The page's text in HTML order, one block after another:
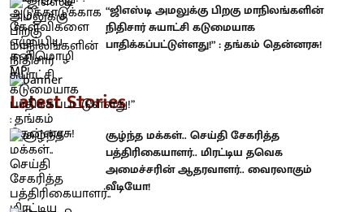
“ஜிஎஸ்டி அமலுக்கு பிறகு மாநிலங்களின்
நிதிசார் சுயாட்சி கடுமையாக
பாதிக்கப்பட்டுள்ளது!” : தங்கம் தென்னரசு!
Latest Stories
சூழ்ந்த மக்கள்.. செய்தி சேகரித்த
பத்திரிகையாளர்.. மிரட்டிய தவெக
அமைச்சரின் ஆதரவாளர்.. வைரலாகும்
வீடியோ!